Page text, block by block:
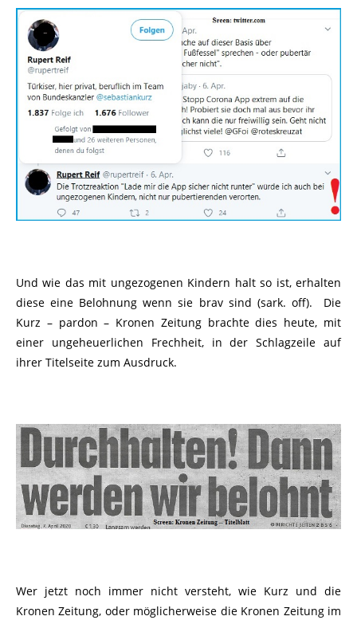
Und wie das mit ungezogenen Kindern halt so ist, erhalten
diese eine Belohnung wenn sie brav sind (sark. off). Die
Kurz – pardon – Kronen Zeitung brachte dies heute, mit
einer ungeheuerlichen Frechheit, in der Schlagzeile auf
ihrer Titelseite zum Ausdruck.
Wer jetzt noch immer nicht versteht, wie Kurz und die
Kronen Zeitung, oder möglicherweise die Kronen Zeitung im